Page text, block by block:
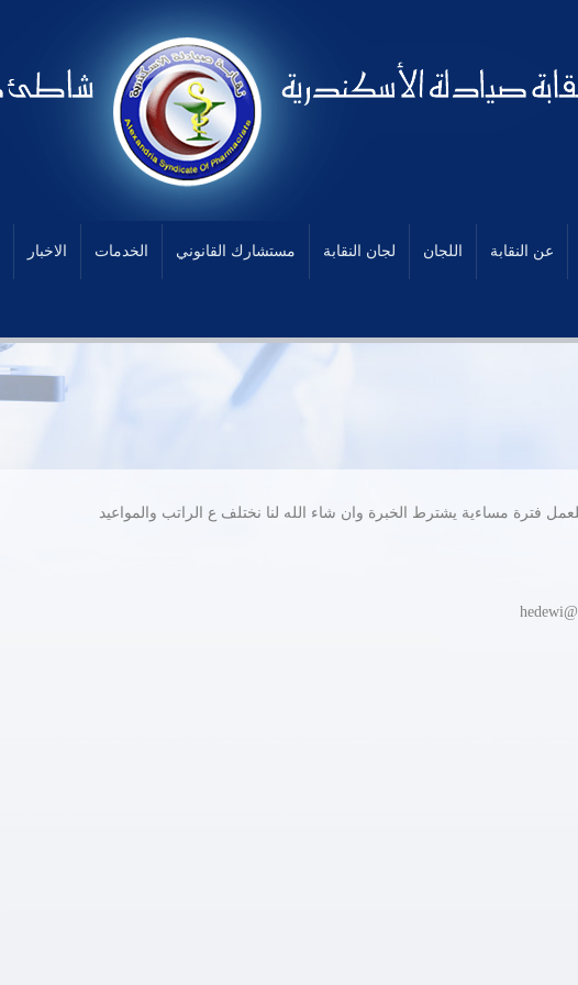
عن النقابة اللجان لجان النقابة مستشارك القانوني الخدمات الاخبار
فترة مساءية يشترط الخبرة وان شاء الله لنا نختلف ع الراتب والمواعيد